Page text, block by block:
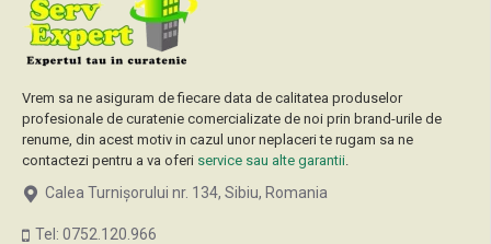
Vrem sa ne asiguram de fiecare data de calitatea produselor
profesionale de curatenie comercializate de noi prin brand-urile de
renume, din acest motiv in cazul unor neplaceri te rugam sa ne
contactezi pentru a va oferi service sau alte garantii.
Calea Turnișorului nr. 134, Sibiu, Romania
Tel: 0752.120.966